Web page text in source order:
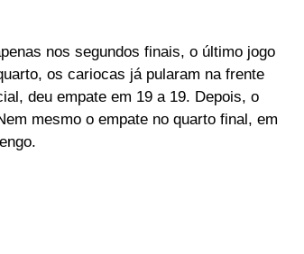
nos segundos finais, o último jogo
os cariocas já pularam na frente
deu empate em 19 a 19. Depois, o
mesmo o empate no quarto final, em